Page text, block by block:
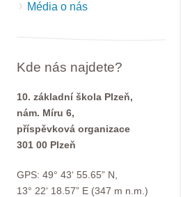
Média o nás
Kde nás najdete?
10. základní škola Plzeň,
nám. Míru 6,
příspěvková organizace
301 00 Plzeň
GPS: 49° 43‘ 55.65” N,
13° 22‘ 18.57” E (347 m n.m.)